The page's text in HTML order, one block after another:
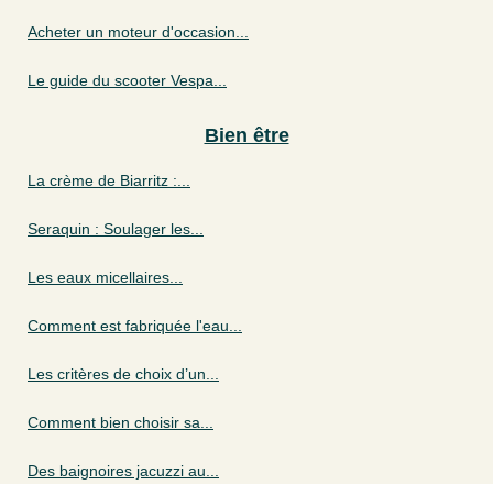
Acheter un moteur d'occasion...
Le guide du scooter Vespa...
Bien être
La crème de Biarritz :...
Seraquin : Soulager les...
Les eaux micellaires...
Comment est fabriquée l'eau...
Les critères de choix d’un...
Comment bien choisir sa...
Des baignoires jacuzzi au...